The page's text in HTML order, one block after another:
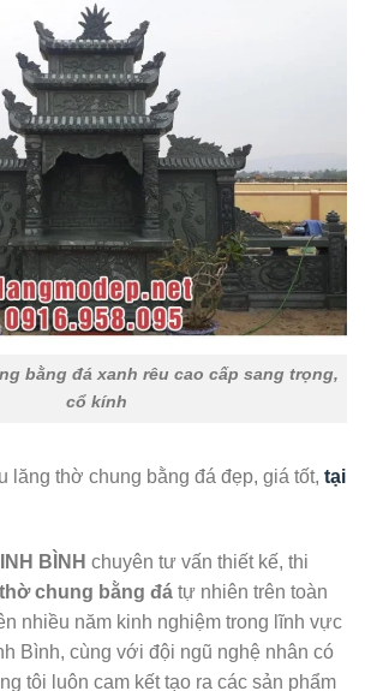
bằng đá xanh rêu cao cấp sang trọng,
cổ kính
lăng thờ chung bằng đá đẹp, giá tốt, tại
BÌNH chuyên tư vấn thiết kế, thi
chung bằng đá tự nhiên trên toàn
nhiều năm kinh nghiệm trong lĩnh vực
Bình, cùng với đội ngũ nghệ nhân có
tôi luôn cam kết tạo ra các sản phẩm